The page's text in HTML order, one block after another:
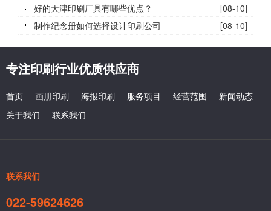
好的天津印刷厂具有哪些优点？
[08-10]
制作纪念册如何选择设计印刷公司
[08-10]
专注印刷行业优质供应商
首页 画册印刷 海报印刷 服务项目 经营范围
新闻动态
关于我们
联系我们
联系我们
022-59624626